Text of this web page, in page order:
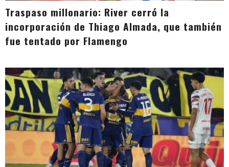
Traspaso millonario: River cerró la
incorporación de Thiago Almada, que también
fue tentado por Flamengo